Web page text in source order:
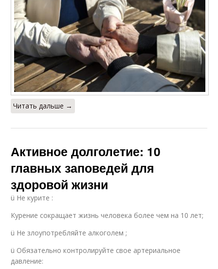
Читать дальше →
Активное долголетие: 10
главных заповедей для
здоровой жизни
ü Не курите :
Курение сокращает жизнь человека более чем на 10 лет;
ü Не злоупотребляйте алкоголем ;
ü Обязательно контролируйте свое артериальное
давление: